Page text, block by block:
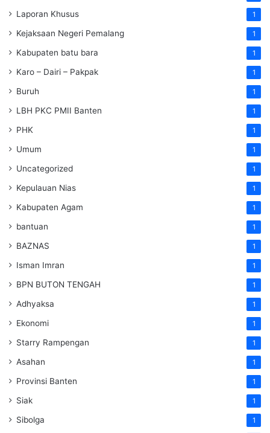
Laporan Khusus 1
Kejaksaan Negeri Pemalang 1
Kabupaten batu bara 1
Karo – Dairi – Pakpak 1
Buruh 1
LBH PKC PMII Banten 1
PHK 1
Umum 1
Uncategorized 1
Kepulauan Nias 1
Kabupaten Agam 1
bantuan 1
BAZNAS 1
Isman Imran 1
BPN BUTON TENGAH 1
Adhyaksa 1
Ekonomi 1
Starry Rampengan 1
Asahan 1
Provinsi Banten 1
Siak 1
Sibolga 1